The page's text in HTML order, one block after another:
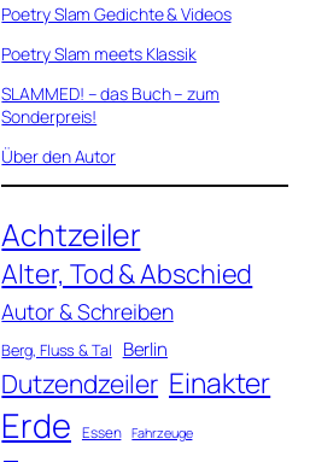
Poetry Slam Gedichte & Videos
Poetry Slam meets Klassik
SLAMMED! – das Buch – zum
Sonderpreis!
Über den Autor
Achtzeiler
Alter, Tod & Abschied
Autor & Schreiben
Berg, Fluss & Tal Berlin
Dutzendzeiler Einakter
Erde Essen Fahrzeuge